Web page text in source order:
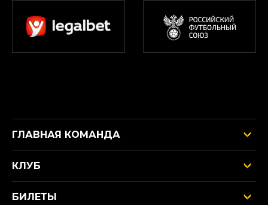
ГЛАВНАЯ КОМАНДА
КЛУБ
БИЛЕТЫ